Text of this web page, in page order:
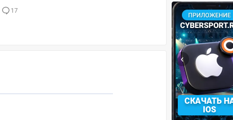
17
СМОТРЕТЬ
‹